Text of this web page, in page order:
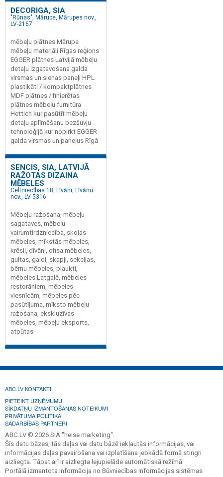
DECORIGA, SIA
"Rūnas", Mārupe, Mārupes nov.,
LV-2167
mēbeļu plātnes Mārupe
mēbeļu materiāli Rīgas reģions
EGGER plātnes Latvijā mēbeļu
detaļu izgatavošana galda
virsmas un sienas paneļi HPL
plastikāti / kompaktplātnes
MDF plātnes / finierētas
plātnes mēbeļu furnitūra
Hettich kur pasūtīt mēbeļu
detaļu aplīmēšanu bezšuvju
tehnoloģijā kur nopirkt EGGER
galda virsmas un paneļus Rīgā
SENCIS, SIA, LATVIJĀ
RAŽOTAS DIZAINA
MĒBELES
Celtniecības 18, Līvāni, Līvānu
nov., LV-5316
Mēbeļu ražošana, mēbeļu
sagataves, mēbeļu
vairumtirdzniecība, skolas
mēbeles, mīkstās mēbeles,
krēsli, dīvāni, ofisa mēbeles,
gultas, galdi, skapji, sekcijas,
bērnu mēbeles, plaukti,
mēbeles Latgalē, mēbeles
restorāniem, mēbeles
viesnīcām, mēbeles pēc
pasūtījuma, mīksto mēbeļu
ražošana, ekskluzīvas
mēbeles, mēbeļu eksports,
atpūtas
ABC.LV KONTAKTI
PIETEIKT UZŅĒMUMU
SĪKDATŅU IZMANTOŠANAS NOTEIKUMI
PRIVĀTUMA POLITIKA
SADARBĪBAS PARTNERI
ABC.LV © 2026 SIA "heise marketing".
Šīs datu bāzes, tās daļas vai datu bāzē iekļautās informācijas, vai
informācijas daļas pavairošana vai izplatīšana jebkādā formā stingri
aizliegta. Tāpat arī ir aizliegta lejupielāde automātiskā režīmā.
Portālā izmantota informācija no Būvniecības informācijas sistēmas